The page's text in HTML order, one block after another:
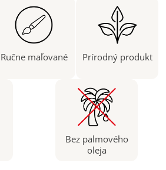
Ručne maľované Prírodný produkt
Bez palmového
oleja